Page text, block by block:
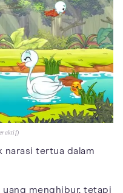
narasi tertua dalam
yang menghibur, tetapi